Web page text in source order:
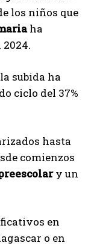
los niños que
ha
2024.
subida ha
ciclo del 37%
hasta
comienzos
y un
en
o en